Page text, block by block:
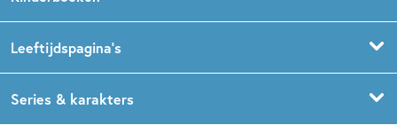
Prentenboeken
Leeftijdspagina’s
Series & karakters